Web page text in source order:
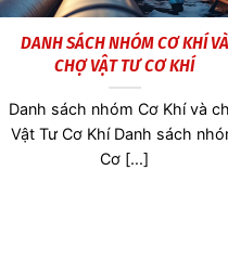
Thép SK5 dày 0,2mm
Thép SK5 là gì? Giới thiệu
SK5 Thép SK5 là một loại
carbon [...]